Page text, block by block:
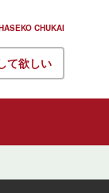
CHUKAI
て欲しい